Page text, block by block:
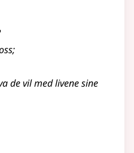
;
de vil med livene sine